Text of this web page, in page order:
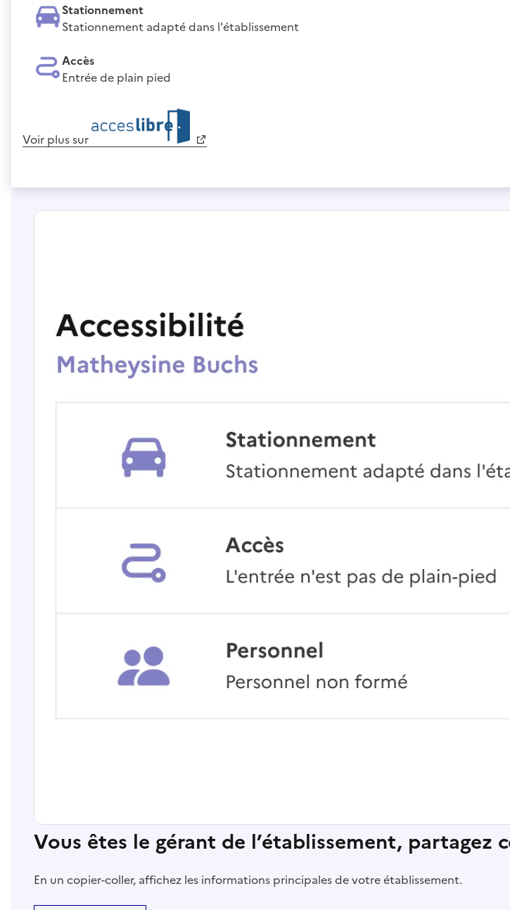
Stationnement
Stationnement adapté dans l'établissement
Accès
Entrée de plain pied
Voir plus sur
Vous êtes le gérant de l’établissement, partagez
En un copier-coller, affichez les informations principales de votre établissement.